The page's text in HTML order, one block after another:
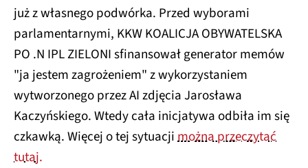
już z własnego podwórka. Przed wyborami
parlamentarnymi, KKW KOALICJA OBYWATELSKA
PO .N IPL ZIELONI sfinansował generator memów
"ja jestem zagrożeniem" z wykorzystaniem
wytworzonego przez AI zdjęcia Jarosława
Kaczyńskiego. Wtedy cała inicjatywa odbiła im się
czkawką. Więcej o tej sytuacjimożna przeczytać
tutaj.